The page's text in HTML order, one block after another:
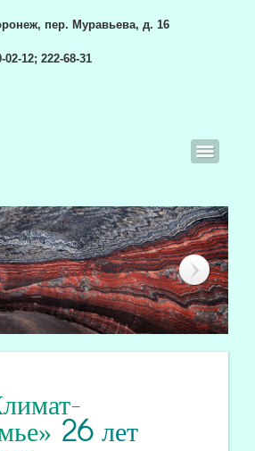
пер. Муравьева, д. 16
02-12; 222-68-31
26лет